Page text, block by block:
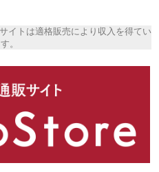
イトは適格販売により収入を得てい
。